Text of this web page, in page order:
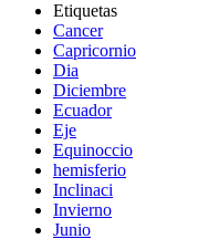
Etiquetas
Cancer
Capricornio
Dia
Diciembre
Ecuador
Eje
Equinoccio
hemisferio
Inclinaci
Invierno
Junio